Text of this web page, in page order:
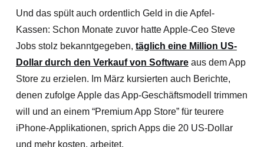
Und das spült auch ordentlich Geld in die Apfel-
Kassen: Schon Monate zuvor hatte Apple-Ceo Steve
Jobs stolz bekanntgegeben, täglich eine Million US-
Dollar durch den Verkauf von Softwareaus dem App
Store zu erzielen. Im März kursierten auch Berichte,
denen zufolge Apple das App-Geschäftsmodell trimmen
will und an einem “Premium App Store” für teurere
iPhone-Applikationen, sprich Apps die 20 US-Dollar
und mehr kosten, arbeitet.